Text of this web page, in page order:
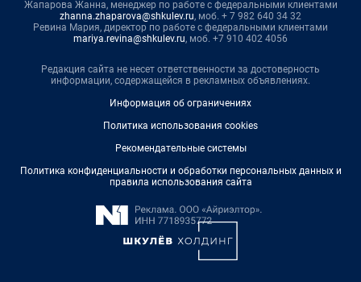
Жапарова Жанна, менеджер по работе с федеральными клиентами
zhanna.zhaparova@shkulev.ru, моб. + 7 982 640 34 32
Ревина Мария, директор по работе с федеральными клиентами
mariya.revina@shkulev.ru, моб. +7 910 402 4056
Редакция сайта не несет ответственности за достоверность
информации, содержащейся в рекламных объявлениях.
Информация об ограничениях
Политика использования cookies
Рекомендательные системы
Политика конфиденциальности и обработки персональных данных и
правила использования сайта